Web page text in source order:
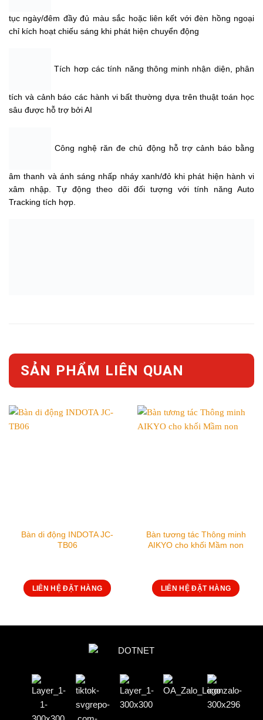
tục ngày/đêm đầy đủ màu sắc hoặc liên kết với đèn hồng ngoại
chỉ kích hoạt chiếu sáng khi phát hiện chuyển động
Tích hơp các tính năng thông minh nhận diện, phân
tích và cảnh báo các hành vi bất thường dựa trên thuật toán học
sâu được hỗ trợ bởi AI
Công nghệ răn đe chủ động hỗ trợ cảnh báo bằng
âm thanh và ánh sáng nhấp nháy xanh/đỏ khi phát hiện hành vi
xâm nhập. Tự động theo dõi đối tượng với tính năng Auto
Tracking tích hợp.
SẢN PHẨM LIÊN QUAN
Bàn di động INDOTA JC-
TB06
LIÊN HỆ ĐẶT HÀNG
Bàn tương tác Thông minh
AIKYO cho khối Mầm non
LIÊN HỆ ĐẶT HÀNG